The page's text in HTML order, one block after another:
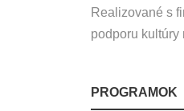
Realizované s
podporu kultúry
PROGRAMOK